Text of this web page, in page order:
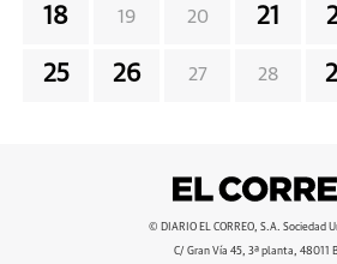
18 19 20 21
25 26 27 28
© DIARIO EL CORREO, S.A. Sociedad
C/ Gran Vía 45, 3ª planta, 48011